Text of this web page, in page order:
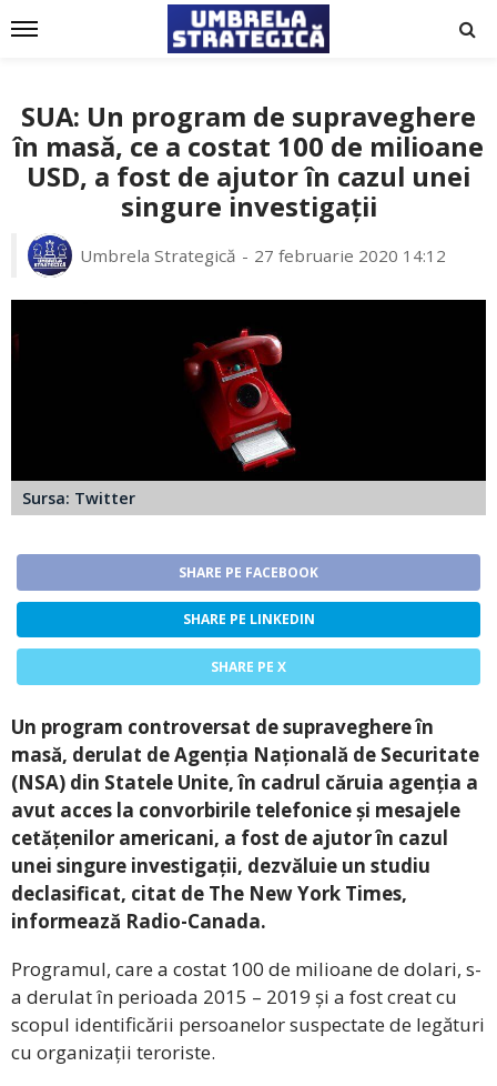
SUA: Un program de supraveghere
în masă, ce a costat 100 de milioane
USD, a fost de ajutor în cazul unei
singure investigații
Umbrela Strategică 27 februarie 2020 14:12
Sursa: Twitter
SHARE PE FACEBOOK
SHARE PE LINKEDIN
SHARE PE X
Un program controversat de supraveghere în
masă, derulat de Agenția Națională de Securitate
(NSA) din Statele Unite, în cadrul căruia agenția a
avut acces la convorbirile telefonice și mesajele
cetățenilor americani, a fost de ajutor în cazul
unei singure investigații, dezvăluie un studiu
declasificat, citat de The New York Times,
informează Radio-Canada.
Programul, care a costat 100 de milioane de dolari, s-
a derulat în perioada 2015 – 2019 și a fost creat cu
scopul identificării persoanelor suspectate de legături
cu organizații teroriste.